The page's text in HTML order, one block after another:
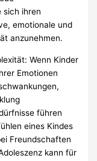
sich ihren
emotionale und
anzunehmen.
Wenn Kinder
Emotionen
führen
eines Kindes
Freundschaften
kann für